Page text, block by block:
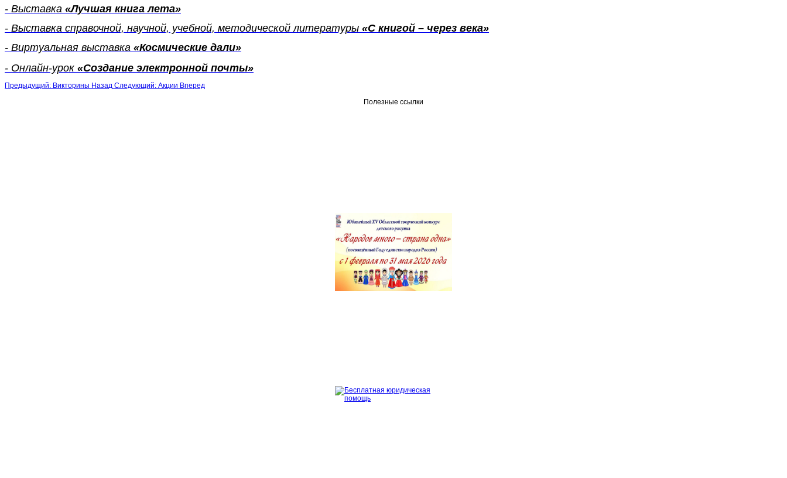
- Выставка «Лучшая книга лета»
- Выставка справочной, научной, учебной, методической литературы «С книгой – через века»
- Виртуальная выставка «Космические дали»
- Онлайн-урок «Создание электронной почты»
Предыдущий: Викторины Назад Следующий: Акции Вперед
Полезные ссылки